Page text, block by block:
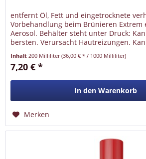
entfernt Öl, Fett und eingetrocknete
Vorbehandlung beim Brünieren Extrem
Aerosol. Behälter steht unter Druck:
bersten. Verursacht Hautreizungen.
Inhalt200 Milliliter(36,00 € * / 1000 Milliliter)
7,20 € *
In den Warenkorb
Merken